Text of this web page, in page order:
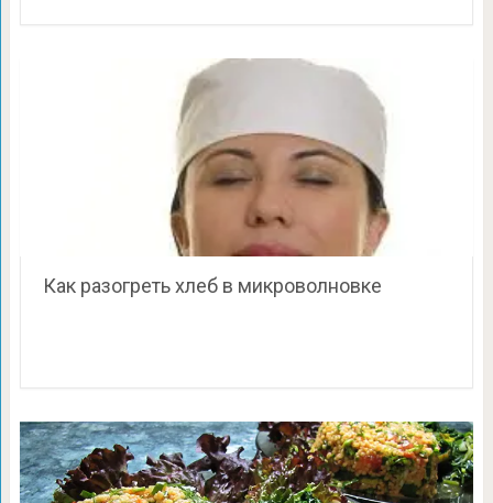
Как разогреть хлеб в микроволновке